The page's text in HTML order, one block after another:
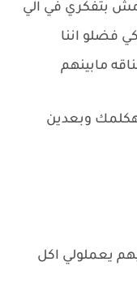
بتفكري في الي
فضلو اننا
مابينهم
هكلمك وبعدين
يعملولي اكل